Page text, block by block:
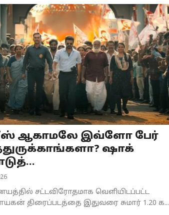
ஆகாமலே இவ்ளோ பேர்
ஷாக்
சட்டவிரோதமாக வெளியிடப்பட்ட
திரைப்படத்தை இதுவரை சுமார் 1.20 க...